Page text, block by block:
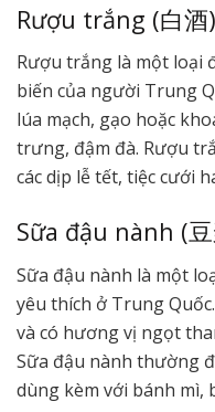
Rượu trắng (白酒)
Rượu trắng là một loại
biến của người Trung
lúa mạch, gạo hoặc
trưng, đậm đà. Rượu
các dịp lễ tết, tiệc cưới
Sữa đậu nành (
Sữa đậu nành là một
yêu thích ở Trung
và có hương vị ngọt
Sữa đậu nành thường
dùng kèm với bánh mì,